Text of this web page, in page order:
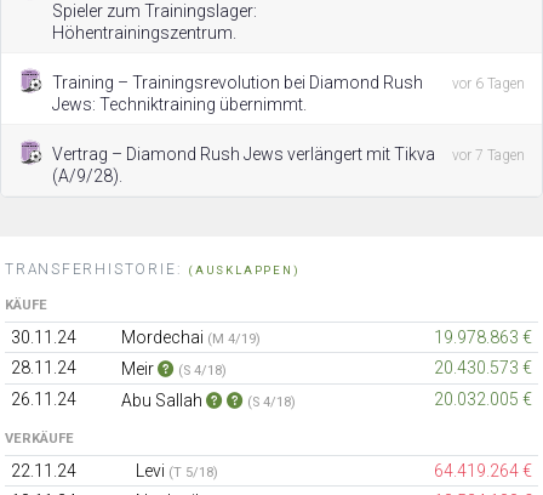
Spieler zum Trainingslager:
Höhentrainingszentrum.
Training – Trainingsrevolution bei Diamond Rush
Jews: Techniktraining übernimmt.
vor 6 Tagen
Vertrag – Diamond Rush Jews verlängert mit Tikva
(A/9/28).
vor 7 Tagen
TRANSFERHISTORIE: (AUSKLAPPEN)
KÄUFE
30.11.24 Mordechai (M 4/19)
19.978.863 €
28.11.24
Meir (S 4/18)
20.430.573 €
26.11.24
Abu Sallah (S 4/18) 20.032.005 €
VERKÄUFE
22.11.24 Levi (T 5/18)
64.419.264 €